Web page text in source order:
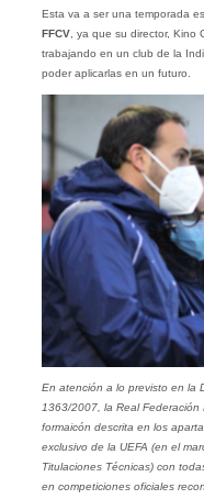
Esta va a ser una temporada
FFCV, ya que su director, Kino
trabajando en un club de la
poder aplicarlas en un futuro.
En atención a lo previsto en la
1363/2007, la Real
formaicón descrita en los
exclusivo de la UEFA (en el
Titulaciones Técnicas) con
en competiciones oficiales